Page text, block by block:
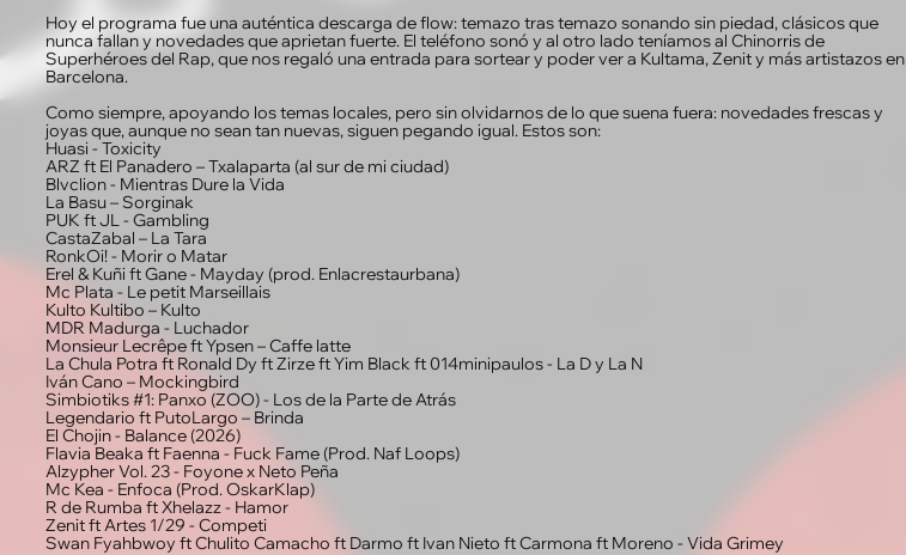
Hoy el programa fue una auténtica descarga de flow: temazo tras temazo sonando sin piedad, clásicos que
nunca fallan y novedades que aprietan fuerte. El teléfono sonó y al otro lado teníamos al Chinorris de
Superhéroes del Rap, que nos regaló una entrada para sortear y poder ver a Kultama, Zenit y más artistazos en
Barcelona.
Como siempre, apoyando los temas locales, pero sin olvidarnos de lo que suena fuera: novedades frescas y
joyas que, aunque no sean tan nuevas, siguen pegando igual. Estos son:
Huasi - Toxicity
ARZ ft El Panadero – Txalaparta (al sur de mi ciudad)
Blvclion - Mientras Dure la Vida
La Basu – Sorginak
PUK ft JL - Gambling
CastaZabal – La Tara
RonkOi! - Morir o Matar
Erel & Kuñi ft Gane - Mayday (prod. Enlacrestaurbana‬)
Mc Plata - Le petit Marseillais
Kulto Kultibo – Kulto
MDR Madurga - Luchador
Monsieur Lecrêpe ft Ypsen – Caffe latte
La Chula Potra ft Ronald Dy ft Zirze ft Yim Black ft 014minipaulos - La D y La N
Iván Cano – Mockingbird
Simbiotiks #1: Panxo (ZOO) - Los de la Parte de Atrás
Legendario ft PutoLargo – Brinda
El Chojin - Balance (2026)
Flavia Beaka ft Faenna - Fuck Fame (Prod. Naf Loops)
Alzypher Vol. 23 - Foyone x Neto Peña
Mc Kea - Enfoca (Prod. OskarKlap)
R de Rumba ft Xhelazz - Hamor
Zenit ft Artes 1/29 - Competi
Swan Fyahbwoy ft Chulito Camacho ft Darmo ft Ivan Nieto ft Carmona ft Moreno - Vida Grimey